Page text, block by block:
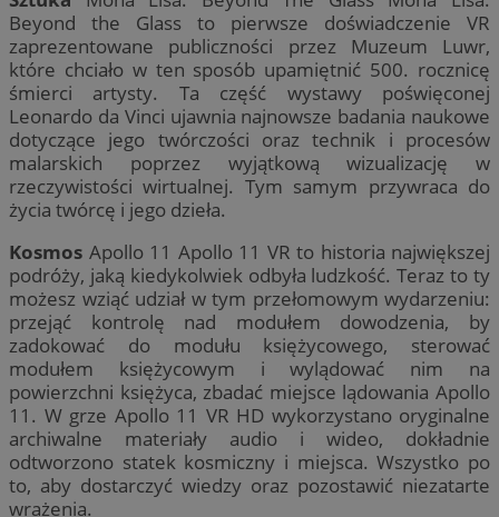
Beyond the Glass to pierwsze doświadczenie VR
zaprezentowane publiczności przez Muzeum Luwr,
które chciało w ten sposób upamiętnić 500. rocznicę
śmierci artysty. Ta część wystawy poświęconej
Leonardo da Vinci ujawnia najnowsze badania naukowe
dotyczące jego twórczości oraz technik i procesów
malarskich poprzez wyjątkową wizualizację w
rzeczywistości wirtualnej. Tym samym przywraca do
życia twórcę i jego dzieła.
Kosmos Apollo 11 Apollo 11 VR to historia największej
podróży, jaką kiedykolwiek odbyła ludzkość. Teraz to ty
możesz wziąć udział w tym przełomowym wydarzeniu:
przejąć kontrolę nad modułem dowodzenia, by
zadokować do modułu księżycowego, sterować
modułem księżycowym i wylądować nim na
powierzchni księżyca, zbadać miejsce lądowania Apollo
11. W grze Apollo 11 VR HD wykorzystano oryginalne
archiwalne materiały audio i wideo, dokładnie
odtworzono statek kosmiczny i miejsca. Wszystko po
to, aby dostarczyć wiedzy oraz pozostawić niezatarte
wrażenia.